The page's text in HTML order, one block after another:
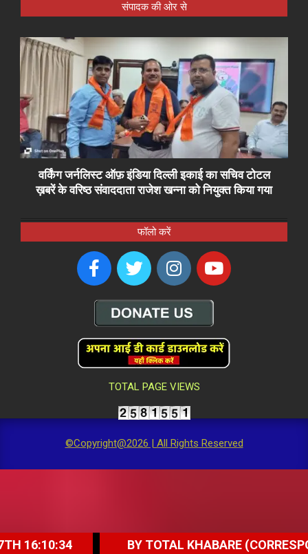
संपादक की ओर से
वर्किंग जर्नलिस्ट ऑफ़ इंडिया दिल्ली इकाई का सचिव टोटल
ख़बरें के वरिष्ठ संवाददाता राजेश खन्ना को नियुक्त किया गया
फॉलो करें
TOTAL PAGE VIEWS
©Copyright@2026 | All Rights Reserved
BY TOTAL KHABARE